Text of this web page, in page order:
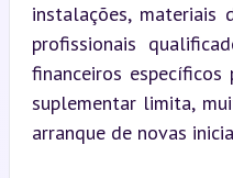
instalações, materiais
profissionais
financeiros
suplementar limita,
arranque de novas